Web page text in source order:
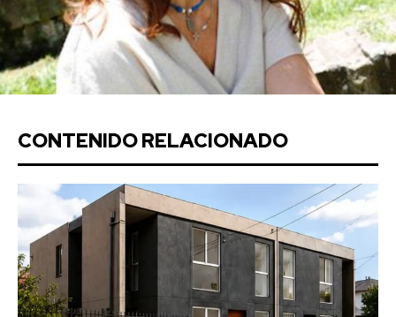
CONTENIDO RELACIONADO